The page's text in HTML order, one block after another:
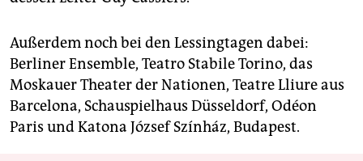
Außerdem noch bei den Lessingtagen dabei:
Berliner Ensemble, Teatro Stabile Torino, das
Moskauer Theater der Nationen, Teatre Lliure aus
Barcelona, Schauspielhaus Düsseldorf, Odéon
Paris und Katona József Színház, Budapest.